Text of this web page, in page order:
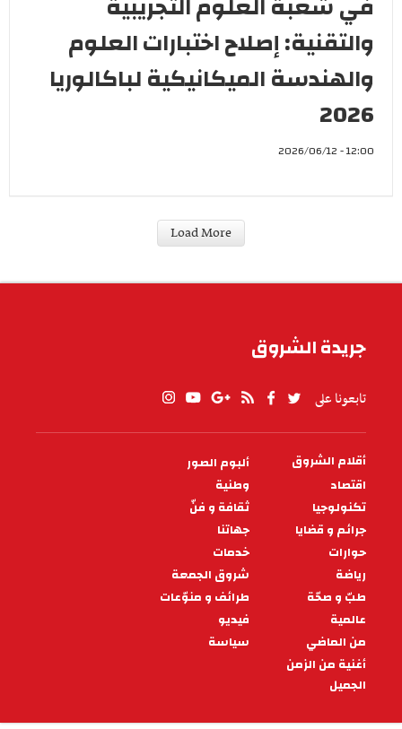
والتقنية: إصلاح اختبارات العلوم
والهندسة الميكانيكية لباكالوريا
2026
12:00 - 2026/06/12